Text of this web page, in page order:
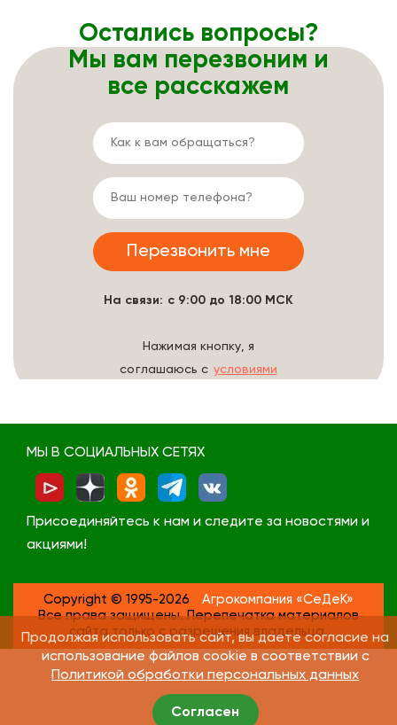
Остались вопросы?
Мы вам перезвоним и
все расскажем
На связи: с 9:00 до 18:00 МСК
Нажимая кнопку, я
соглашаюсь с условиями
МЫ В СОЦИАЛЬНЫХ СЕТЯХ
Присоединяйтесь к нам и следите за новостями и
акциями!
Copyright © 1995-2026
Агрокомпания «СеДеК»
Все права защищены. Перепечатка материалов
сайта только с разрешения владельца.
Продолжая использовать сайт, вы даете согласие на
использование файлов cookie в соответствии с
Политикой обработки персональных данных
Согласен